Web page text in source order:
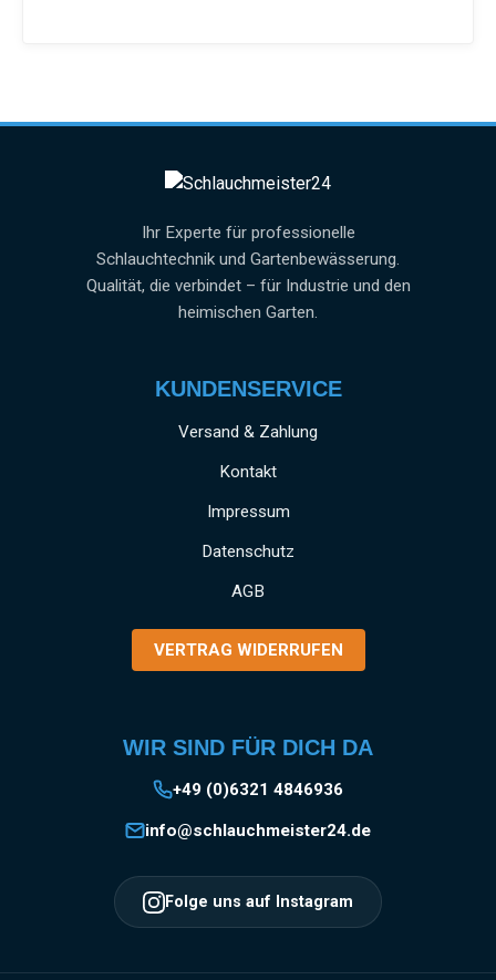
Ihr Experte für professionelle
Schlauchtechnik und Gartenbewässerung.
Qualität, die verbindet – für Industrie und den
heimischen Garten.
KUNDENSERVICE
Versand & Zahlung
Kontakt
Impressum
Datenschutz
AGB
VERTRAG WIDERRUFEN
WIR SIND FÜR DICH DA
+49 (0)6321 4846936
info@schlauchmeister24.de
Folge uns auf Instagram